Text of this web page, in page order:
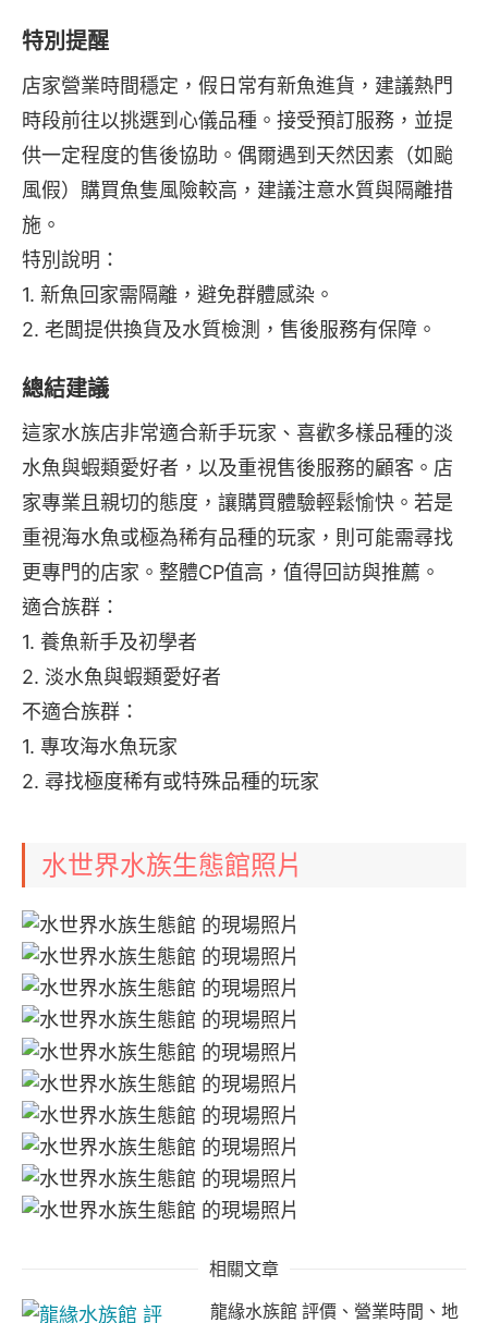
特別提醒
店家營業時間穩定，假日常有新魚進貨，建議熱門
時段前往以挑選到心儀品種。接受預訂服務，並提
供一定程度的售後協助。偶爾遇到天然因素（如颱
風假）購買魚隻風險較高，建議注意水質與隔離措
施。
特別說明：
1. 新魚回家需隔離，避免群體感染。
2. 老闆提供換貨及水質檢測，售後服務有保障。
總結建議
這家水族店非常適合新手玩家、喜歡多樣品種的淡
水魚與蝦類愛好者，以及重視售後服務的顧客。店
家專業且親切的態度，讓購買體驗輕鬆愉快。若是
重視海水魚或極為稀有品種的玩家，則可能需尋找
更專門的店家。整體CP值高，值得回訪與推薦。
適合族群：
1. 養魚新手及初學者
2. 淡水魚與蝦類愛好者
不適合族群：
1. 專攻海水魚玩家
2. 尋找極度稀有或特殊品種的玩家
水世界水族生態館照片
相關文章
龍緣水族館 評價、營業時間、地